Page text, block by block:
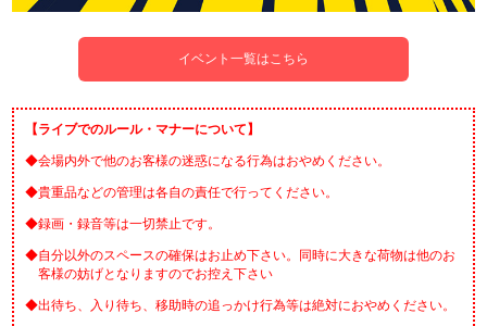
イベント一覧はこちら
【ライブでのルール・マナーについて】
◆会場内外で他のお客様の迷惑になる行為はおやめください。
◆貴重品などの管理は各自の責任で行ってください。
◆録画・録音等は一切禁止です。
◆自分以外のスペースの確保はお止め下さい。同時に大きな荷物は他のお
客様の妨げとなりますのでお控え下さい
◆出待ち、入り待ち、移助時の追っかけ行為等は絶対におやめください。